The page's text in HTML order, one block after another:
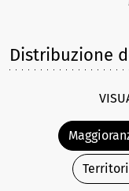
Distribuzione